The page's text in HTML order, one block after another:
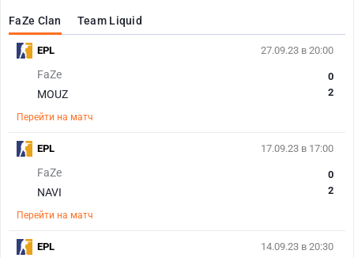
FaZe Clan Team Liquid
27.09.23 в 20:00
FaZe
MOUZ
0
2
Перейти на матч
EPL
17.09.23 в 17:00
FaZe
NAVI
0
2
Перейти на матч
EPL
14.09.23 в 20:30
EPL